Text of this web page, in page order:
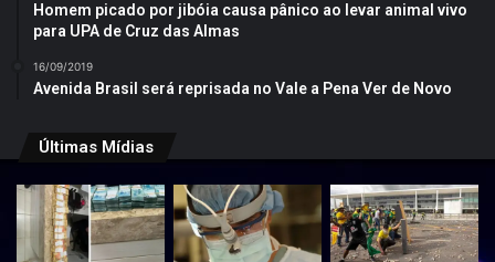
Homem picado por jibóia causa pânico ao levar animal vivo
para UPA de Cruz das Almas
16/09/2019
Avenida Brasil será reprisada no Vale a Pena Ver de Novo
Últimas Mídias